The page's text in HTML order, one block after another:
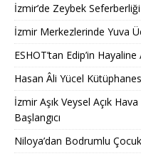
İzmir’de Zeybek
İzmir Merkezlerinde Yuva
ESHOT’tan Edip’in
Hasan Âli Yücel
İzmir Aşık Veysel Açık
Başlangıcı
Niloya’dan Bodrumlu